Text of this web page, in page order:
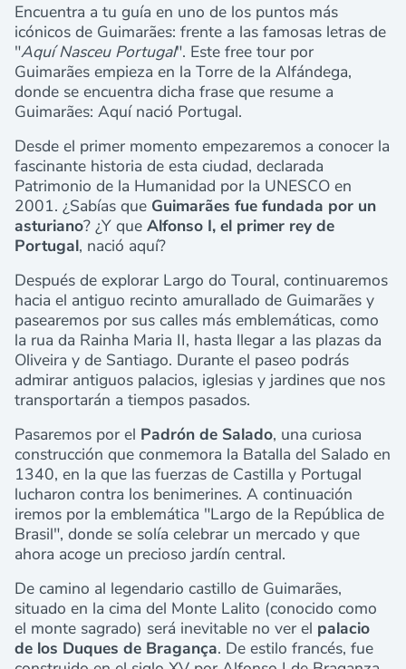
Encuentra a tu guía en uno de los puntos más
icónicos de Guimarães: frente a las famosas letras de
"Aquí Nasceu Portugal". Este free tour por
Guimarães empieza en la Torre de la Alfándega,
donde se encuentra dicha frase que resume a
Guimarães: Aquí nació Portugal.
Desde el primer momento empezaremos a conocer la
fascinante historia de esta ciudad, declarada
Patrimonio de la Humanidad por la UNESCO en
2001. ¿Sabías que Guimarães fue fundada por un
asturiano? ¿Y que Alfonso I, el primer rey de
Portugal, nació aquí?
Después de explorar Largo do Toural, continuaremos
hacia el antiguo recinto amurallado de Guimarães y
pasearemos por sus calles más emblemáticas, como
la rua da Rainha Maria II, hasta llegar a las plazas da
Oliveira y de Santiago. Durante el paseo podrás
admirar antiguos palacios, iglesias y jardines que nos
transportarán a tiempos pasados.
Pasaremos por el Padrón de Salado, una curiosa
construcción que conmemora la Batalla del Salado en
1340, en la que las fuerzas de Castilla y Portugal
lucharon contra los benimerines. A continuación
iremos por la emblemática "Largo de la República de
Brasil", donde se solía celebrar un mercado y que
ahora acoge un precioso jardín central.
De camino al legendario castillo de Guimarães,
situado en la cima del Monte Lalito (conocido como
el monte sagrado) será inevitable no ver el palacio
de los Duques de Bragança. De estilo francés, fue